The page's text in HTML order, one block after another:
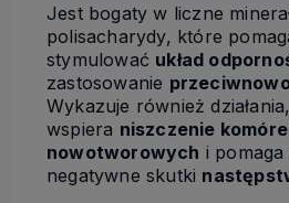
Jest bogaty w liczne
polisacharydy, które
stymulować układ
zastosowanie
Wykazuje również
wspiera niszczenie
nowotworowych i
negatywne skutki